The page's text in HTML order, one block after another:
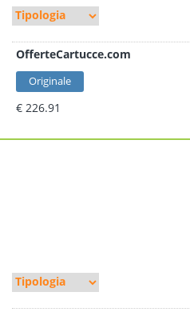
OfferteCartucce.com
Originale
€ 226.91